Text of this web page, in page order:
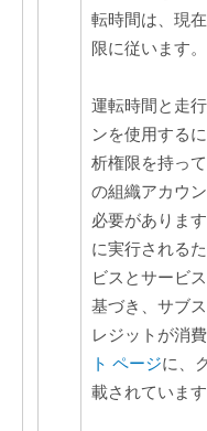
転時間は、現
限に従います。
運転時間と走
ンを使用する
析権限を持っ
の組織アカウ
必要がありま
に実行される
ビスとサービ
基づき、サブ
レジットが消
ト ページに、
載されています